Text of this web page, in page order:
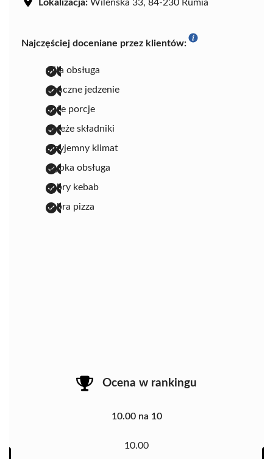
Lokalizacja: Wileńska 33, 84-230 Rumia
Najczęściej doceniane przez klientów:
miła obsługa
smaczne jedzenie
duże porcje
świeże składniki
przyjemny klimat
szybka obsługa
dobry kebab
dobra pizza
Ocena w rankingu
10.00 na 10
10.00